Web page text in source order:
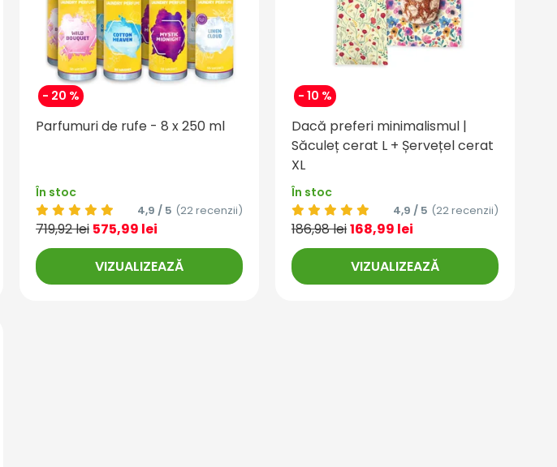
- 20 %
Parfumuri de rufe - 8 x 250 ml
În stoc
4,9 / 5 (22 recenzii)
719,92 lei 575,99 lei
VIZUALIZEAZĂ
- 10 %
Dacă preferi minimalismul |
Săculeț cerat L + Șervețel cerat
XL
În stoc
4,9 / 5 (22 recenzii)
186,98 lei168,99 lei
VIZUALIZEAZĂ